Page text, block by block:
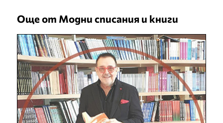
Още от Модни списания и книги